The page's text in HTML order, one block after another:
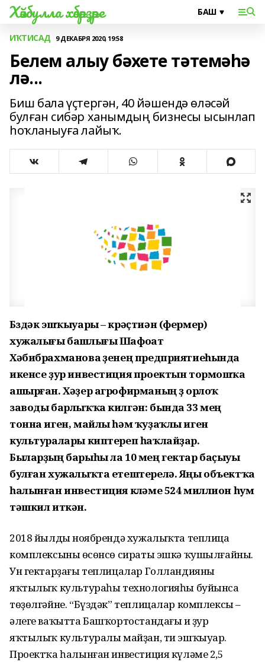
Хәйбулла хәбәрҙәре
ИҠТИСАД 9 ДЕКАБРЯ 2020, 19:58
Белем алыу бәхете тәтемәһә
лә...
Биш бала үҫтергән, 40 йәшендә өләсәй
булған сибәр ханымдың бизнесы ысынлап
һоҡланыуға лайыҡ.
Бүздәк эшҡыуары – крәҫтиән (фермер)
хужалығы башлығы Шафоат
Хәбибрахманова үҙенең предприятиеһында
икенсе ҙур инвестиция проектын тормошҡа
ашырған. Хәҙер агрофирманың үҙ орлоҡ
заводы барлыҡҡа килгән: бында 33 мең
тонна иген, майлы һәм ҡуҙаҡлы иген
культуралары киптереп һаҡлайҙар.
Быларҙың барыһы ла 10 мең гектар баҫыуы
булған хужалыҡта етештерелә. Яңы объектҡа
һалынған инвестиция күләме 524 миллион һум
тәшкил иткән.
2018 йылдың ноябрендә хужалыҡта теплица
комплексының өсөнсө сираты эшкә ҡушылғайны.
Ун гектарҙағы теплицалар Голландияның
яҡтылыҡ культураһы технологияһы буйынса
төҙөлгәйне. “Бүздәк” теплицалар комплексы –
әлеге ваҡытта Башҡортостандағы иң ҙур
яҡтылыҡ культуралы майҙан, ти эшҡыуар.
Проектҡа һалынған инвестиция күләме 2,5